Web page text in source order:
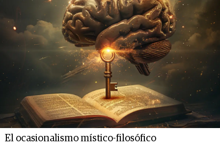
El ocasionalismo místico-filosófico